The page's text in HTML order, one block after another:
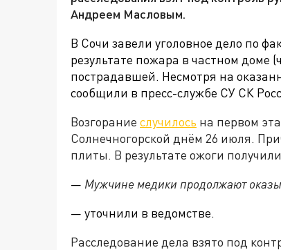
Андреем Масловым.
В Сочи завели уголовное дело по
результате пожара в частном доме
пострадавшей. Несмотря на
сообщили в пресс-службе СУ СК
Возгорание случилось на первом
Солнечногорской днём 26 июля.
плиты. В результате ожоги
— Мужчине медики продолжают
— уточнили в ведомстве.
Расследование дела взято под